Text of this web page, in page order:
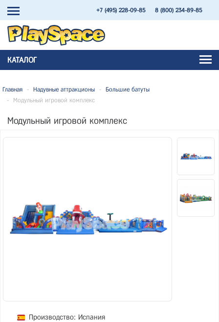
+7 (495) 228-09-85 8 (800) 234-89-85
КАТАЛОГ
Главная - Надувные аттракционы -
Большие батуты
-
Модульный игровой комплекс
Модульный игровой комплекс
Производство: Испания